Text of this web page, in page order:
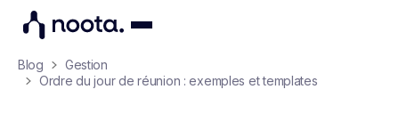
Blog
Gestion
Ordre du jour de réunion : exemples et templates